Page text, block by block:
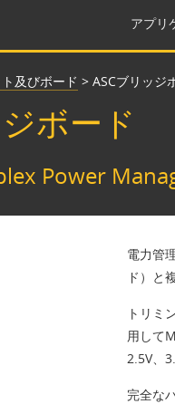
アプリ
及びボード > ASCブリッジ
ボード
Power
電力管
ド）と
トリミ
用して
2.5V、
完全な